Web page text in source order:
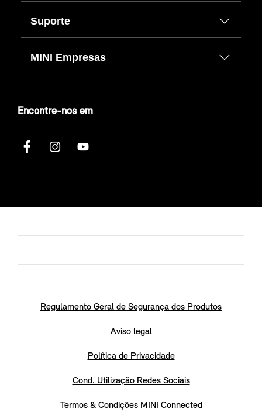
Suporte
MINI Empresas
Encontre-nos em
Regulamento Geral de Segurança dos Produtos
Aviso legal
Política de Privacidade
Cond. Utilização Redes Sociais
Termos & Condições MINI Connected